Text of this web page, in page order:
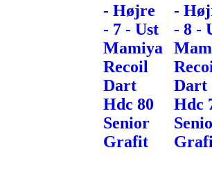
- Højre
- 7 - Ust
Mamiya
Recoil
Dart
Hdc 80
Senior
Grafit
-
- 8 -
Dart
Hdc